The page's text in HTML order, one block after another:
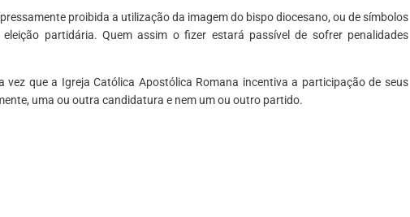
proibida a utilização da imagem do bispo diocesano, ou de símbolos
partidária. Quem assim o fizer estará passível de sofrer penalidades
vez que a Igreja Católica Apostólica Romana incentiva a participação de seus
uma ou outra candidatura e nem um ou outro partido.